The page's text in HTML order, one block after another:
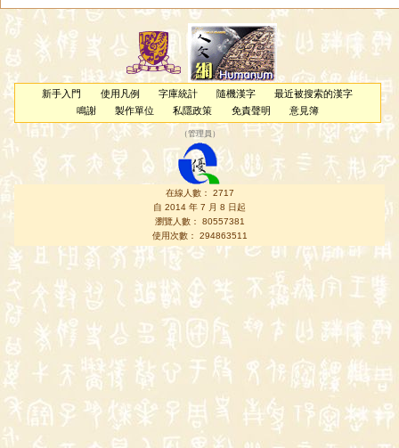
新手入門 使用凡例 字庫統計 隨機漢字
最近被搜索的漢字
鳴謝
製作單位 私隱政策 免責聲明 意見簿
（管理員 ）
在線人數： 2717
自 2014 年 7 月 8 日起
瀏覽人數： 80557381
使用次數： 294863511